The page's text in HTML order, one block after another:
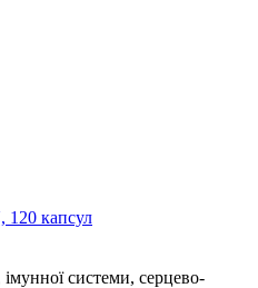
120 капсул
імунної системи, серцево-